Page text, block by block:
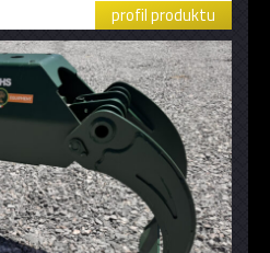
profil produktu